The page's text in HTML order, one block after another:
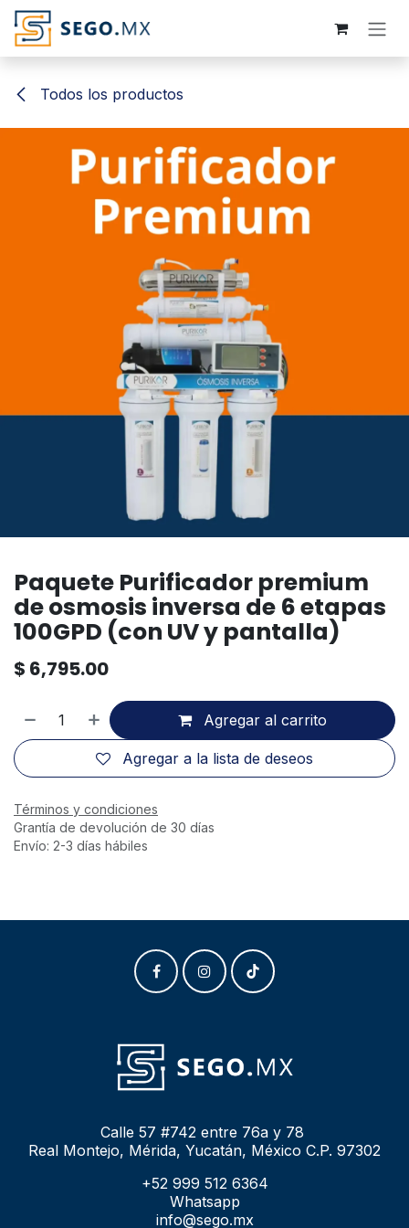
Ir al contenido
Todos los productos
Paquete Purificador premium
de osmosis inversa de 6 etapas
100GPD (con UV y pantalla)
$ 6,795.00
Agregar al carrito
Agregar a la lista de deseos
Términos y condiciones
Grantía de devolución de 30 días
Envío: 2-3 días hábiles
Calle 57 #742 entre 76a y 78
Real Montejo, Mérida, Yucatán, México C.P. 97302
+52 999 512 6364
Whatsapp
info@sego.mx